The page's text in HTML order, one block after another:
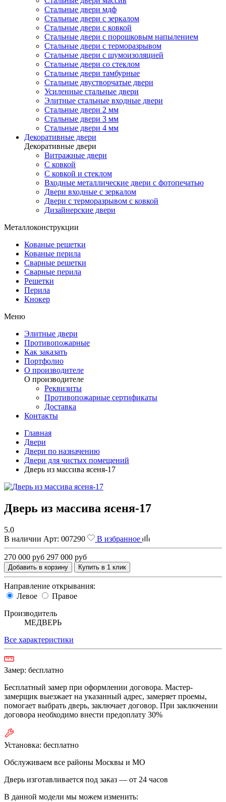
Стальные двери мдф
Стальные двери с зеркалом
Стальные двери с ковкой
Стальные двери с порошковым напылением
Стальные двери с терморазрывом
Стальные двери с шумоизоляцией
Стальные двери со стеклом
Стальные двери тамбурные
Стальные двустворчатые двери
Усиленные стальные двери
Элитные стальные входные двери
Стальные двери 2 мм
Стальные двери 3 мм
Стальные двери 4 мм
Декоративные двери
Декоративные двери
Витражные двери
С ковкой
С ковкой и стеклом
Входные металлические двери с фотопечатью
Двери входные с зеркалом
Двери с терморазрывом с ковкой
Дизайнерские двери
Металлоконструкции
Кованые решетки
Кованые перила
Сварные решетки
Сварные перила
Решетки
Перила
Кнокер
Меню
Элитные двери
Противопожарные
Как заказать
Портфолио
О производителе
О производителе
Реквизиты
Противопожарные сертификаты
Доставка
Контакты
Главная
Двери
Двери по назначению
Двери для чистых помещений
Дверь из массива ясеня-17
Дверь из массива ясеня-17
5.0
В наличии Арт: 007290 В избранное
270 000 руб 297 000 руб
Добавить в корзину Купить в 1 клик
Направление открывания:
Левое
Правое
Производитель
МЕДВЕРЬ
Все характеристики
Замер: бесплатно
Бесплатный замер при оформлении договора. Мастер-
замерщик выезжает на указанный адрес, замеряет проемы,
помогает выбрать дверь, заключает договор. При заключении
договора необходимо внести предоплату 30%
Установка: бесплатно
Обслуживаем все районы Москвы и МО
Дверь изготавливается под заказ — от 24 часов
В данной модели мы можем изменить: